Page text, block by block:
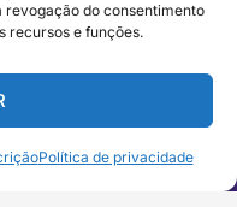
revogação do consentimento
recursos e funções.
Política de privacidade
S. África
próxima →
Brasileiro